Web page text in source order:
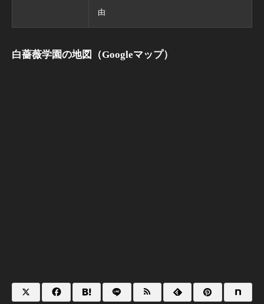
由
白薔薇学園の地図（Googleマップ）